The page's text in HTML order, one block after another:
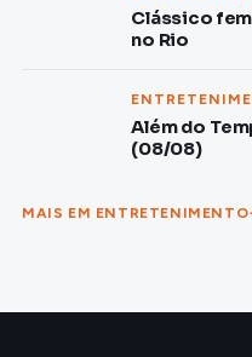
Clássico
no Rio
Além do
(08/08)
MAIS EM ENTRETENIMENTO